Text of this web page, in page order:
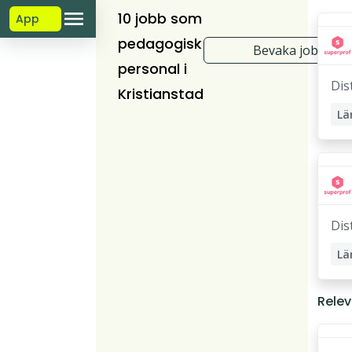
App
10 jobb som
pedagogisk
personal i
Kristianstad
Bevaka jobb